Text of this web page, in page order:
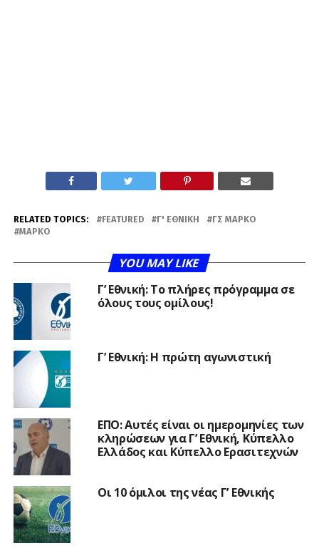
RELATED TOPICS: FEATURED Γ' ΕΘΝΙΚΉ
ΓΣ ΜΑΡΚΌ
ΜΑΡΚΌ
YOU MAY LIKE
Γ’ Εθνική: Το πλήρες πρόγραμμα σε
όλους τους ομίλους!
Γ’ Εθνική: Η πρώτη αγωνιστική
ΕΠΟ: Αυτές είναι οι ημερομηνίες των
κληρώσεων για Γ’ Εθνική, Κύπελλο
Ελλάδος και Κύπελλο Ερασιτεχνών
Οι 10 όμιλοι της νέας Γ’ Εθνικής